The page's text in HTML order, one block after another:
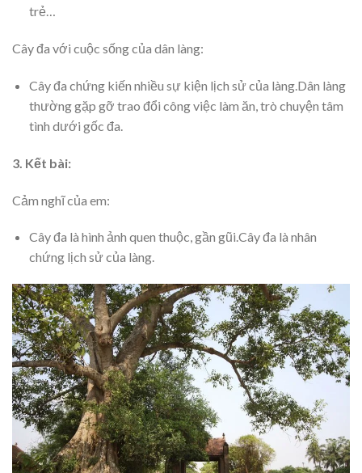
trẻ…
Cây đa với cuộc sống của dân làng:
Cây đa chứng kiến nhiều sự kiện lịch sử của làng.Dân làng
thường gặp gỡ trao đổi công việc làm ăn, trò chuyện tâm
tình dưới gốc đa.
3. Kết bài:
Cảm nghĩ của em:
Cây đa là hình ảnh quen thuộc, gần gũi.Cây đa là nhân
chứng lịch sử của làng.